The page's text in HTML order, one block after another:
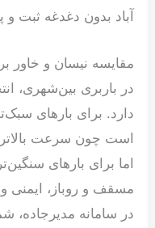
آباد بدون دغدغه ثبت و
مقایسه نیسان و خاور
در باربری بین‌شهری،
است چون سرعت
اما برای بارهای
مسقف و روباز، ایمنی
در سامانه مدیرجاده،